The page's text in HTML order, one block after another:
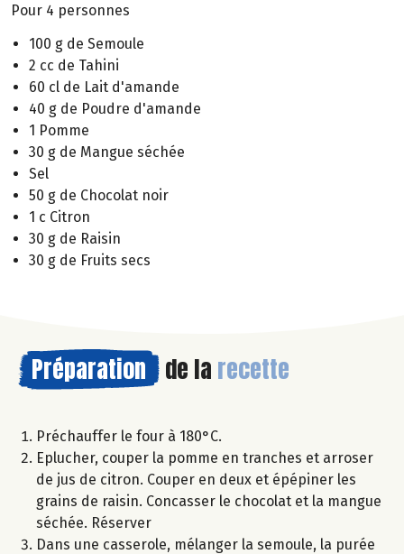
Pour 4 personnes
100 g de Semoule
2 cc de Tahini
60 cl de Lait d'amande
40 g de Poudre d'amande
1 Pomme
30 g de Mangue séchée
Sel
50 g de Chocolat noir
1 c Citron
30 g de Raisin
30 g de Fruits secs
Préparation de la recette
Préchauffer le four à 180°C.
Eplucher, couper la pomme en tranches et arroser
de jus de citron. Couper en deux et épépiner les
grains de raisin. Concasser le chocolat et la mangue
séchée. Réserver
Dans une casserole, mélanger la semoule, la purée